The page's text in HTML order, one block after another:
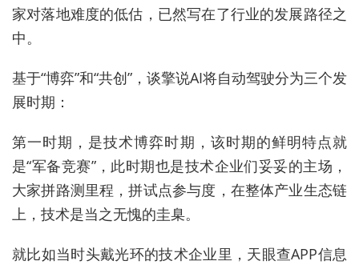
家对落地难度的低估，已然写在了行业的发展路径之
中。
基于“博弈”和“共创”，谈擎说AI将自动驾驶分为三个发
展时期：
第一时期，是技术博弈时期，该时期的鲜明特点就
是“军备竞赛”，此时期也是技术企业们妥妥的主场，
大家拼路测里程，拼试点参与度，在整体产业生态链
上，技术是当之无愧的圭臬。
就比如当时头戴光环的技术企业里，天眼查APP信息